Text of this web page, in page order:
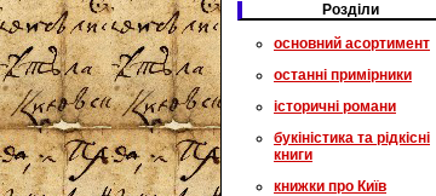
Розділи
основний асортимент
останні примірники
історичні романи
букіністика та рідкісні
книги
книжки про Київ